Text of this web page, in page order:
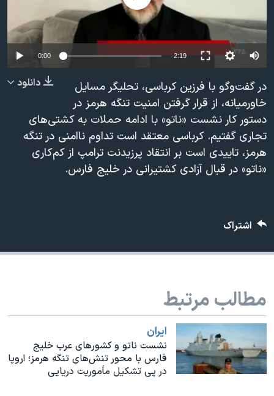
حقوق شهروندی
اقتصادی
اسرائیل در جنگ
گالری عکس
آرشیو پخش زنده
انتخابات ریاست جمهوری آمریکا ۲۰۲۴
حمله جمهوری اسلامی به اسرائیل
ورزش زنان در ایران
اعتراضات زن، زندگی، آزادی
مجموعه مستندهای دادخواهی
تریبونال مردمی آبان ۹۸
قانون شفافیت دارائی کادر رهبری ایران
اعتراضات مردمی آبان ۹۸
نرگس محمدی برنده جایزه نوبل صلح
صفحه‌های ویژه
سفر پرزیدنت ترامپ به چین
زبانهای مختلف
Auto
240p
360p
480p
720p
1080p
0:00 2:19
360p
480p
720p
1080p
دانلود
در گفت‌وگو با فرزین کرباسی، تحلیگر مسایل
خاورمیانه، از قرار گرفتن امنیت تنگه هرمز در
دستور کار نشست «ناتو» با ادامه حملات به کشتی‌های
تجاری گفتیم. کرباسی معتقد است تداوم ناامنی در تنگه
هرمز، تاییدی است بر انتقاد پرزیدنت ترامپ از کم‌کاری
«ناتو» در قبال آزادی کشتیرانی در خلیج فارس.
اشتراک
مطالب مرتبط
ايران
نشست ناتو و کشورهای عرب خلیج
فارس با محور تنش‌های تنگه هرمز؛ اروپا
در پی تشکیل مأموریت دریایی